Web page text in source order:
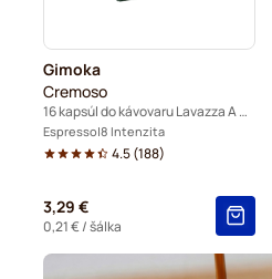
Gimoka
Cremoso
16 kapsúl do kávovaru Lavazza A Modo Mio
Espresso 8 Intenzita
4.5(188)
3,29 €
0,21 €/ šálka